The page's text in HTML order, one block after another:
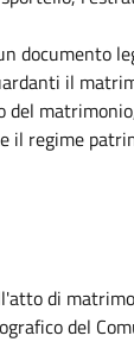
documento
il
del
il regime
di
del